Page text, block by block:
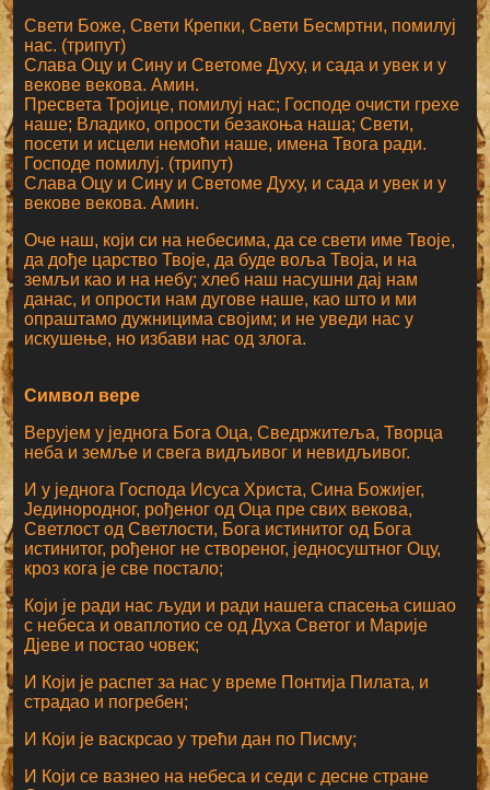
Свети Боже, Свети Крепки, Свети Бесмртни, помилуј
нас. (трипут)
Слава Оцу и Сину и Светоме Духу, и сада и увек и у
векове векова. Амин.
Пресвета Тројице, помилуј нас; Господе очисти грехе
наше; Владико, опрости безакоња наша; Свети,
посети и исцели немоћи наше, имена Твога ради.
Господе помилуј. (трипут)
Слава Оцу и Сину и Светоме Духу, и сада и увек и у
векове векова. Амин.
Оче наш, који си на небесима, да се свети име Твоје,
да дође царство Твоје, да буде воља Твоја, и на
земљи као и на небу; хлеб наш насушни дај нам
данас, и опрости нам дугове наше, као што и ми
опраштамо дужницима својим; и не уведи нас у
искушење, но избави нас од злога.
Символ вере
Верујем у једнога Бога Оца, Сведржитеља, Творца
неба и земље и свега видљивог и невидљивог.
И у једнога Господа Исуса Христа, Сина Божијег,
Јединородног, рођеног од Оца пре свих векова,
Светлост од Светлости, Бога истинитог од Бога
истинитог, рођеног не створеног, једносуштног Оцу,
кроз кога је све постало;
Који је ради нас људи и ради нашега спасења сишао
с небеса и оваплотио се од Духа Светог и Марије
Дјеве и постао човек;
И Који је распет за нас у време Понтија Пилата, и
страдао и погребен;
И Који је васкрсао у трећи дан по Писму;
И Који се вазнео на небеса и седи с десне стране